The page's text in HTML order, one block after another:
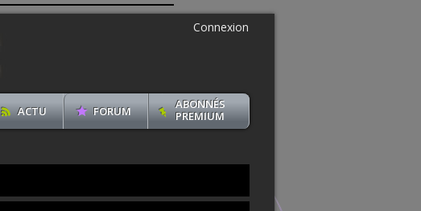
Connexion
ACTU FORUM
ABONNÉS
PREMIUM